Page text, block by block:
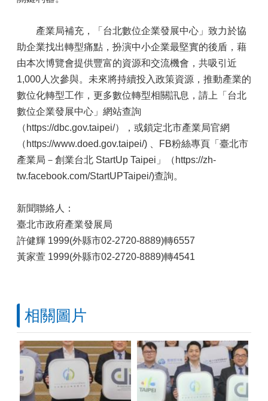
產業局補充，「台北數位企業發展中心」致力於協
助企業找出轉型痛點，扮演中小企業最堅實的後盾，藉
由本次博覽會提供豐富的資源和交流機會，共吸引近
1,000人次參與。未來將持續投入政策資源，推動產業的
數位化轉型工作，更多數位轉型相關訊息，請上「台北
數位企業發展中心」網站查詢
（https://dbc.gov.taipei/），或鎖定北市產業局官網
（https://www.doed.gov.taipei/) 、FB粉絲專頁「臺北市
產業局－創業台北 StartUp Taipei」（https://zh-
tw.facebook.com/StartUPTaipei/)查詢。
新聞聯絡人：
臺北市政府產業發展局
許健輝 1999(外縣市02-2720-8889)轉6557
黃家萱 1999(外縣市02-2720-8889)轉4541
相關圖片